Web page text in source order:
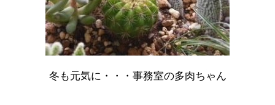
冬も元気に・・・事務室の多肉ちゃん